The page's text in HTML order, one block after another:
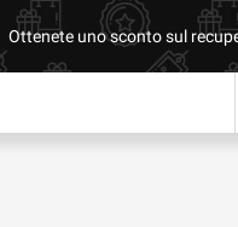
Ottenete uno sconto sul